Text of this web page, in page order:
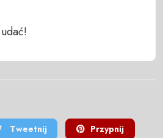
Tweetnij Przypnij